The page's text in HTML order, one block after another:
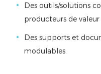
Des outils/solutions
producteurs de valeur
Des supports et
modulables.